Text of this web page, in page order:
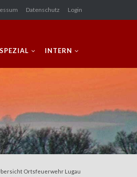
Datenschutz Login
SPEZIAL INTERN
Ortsfeuerwehr Lugau